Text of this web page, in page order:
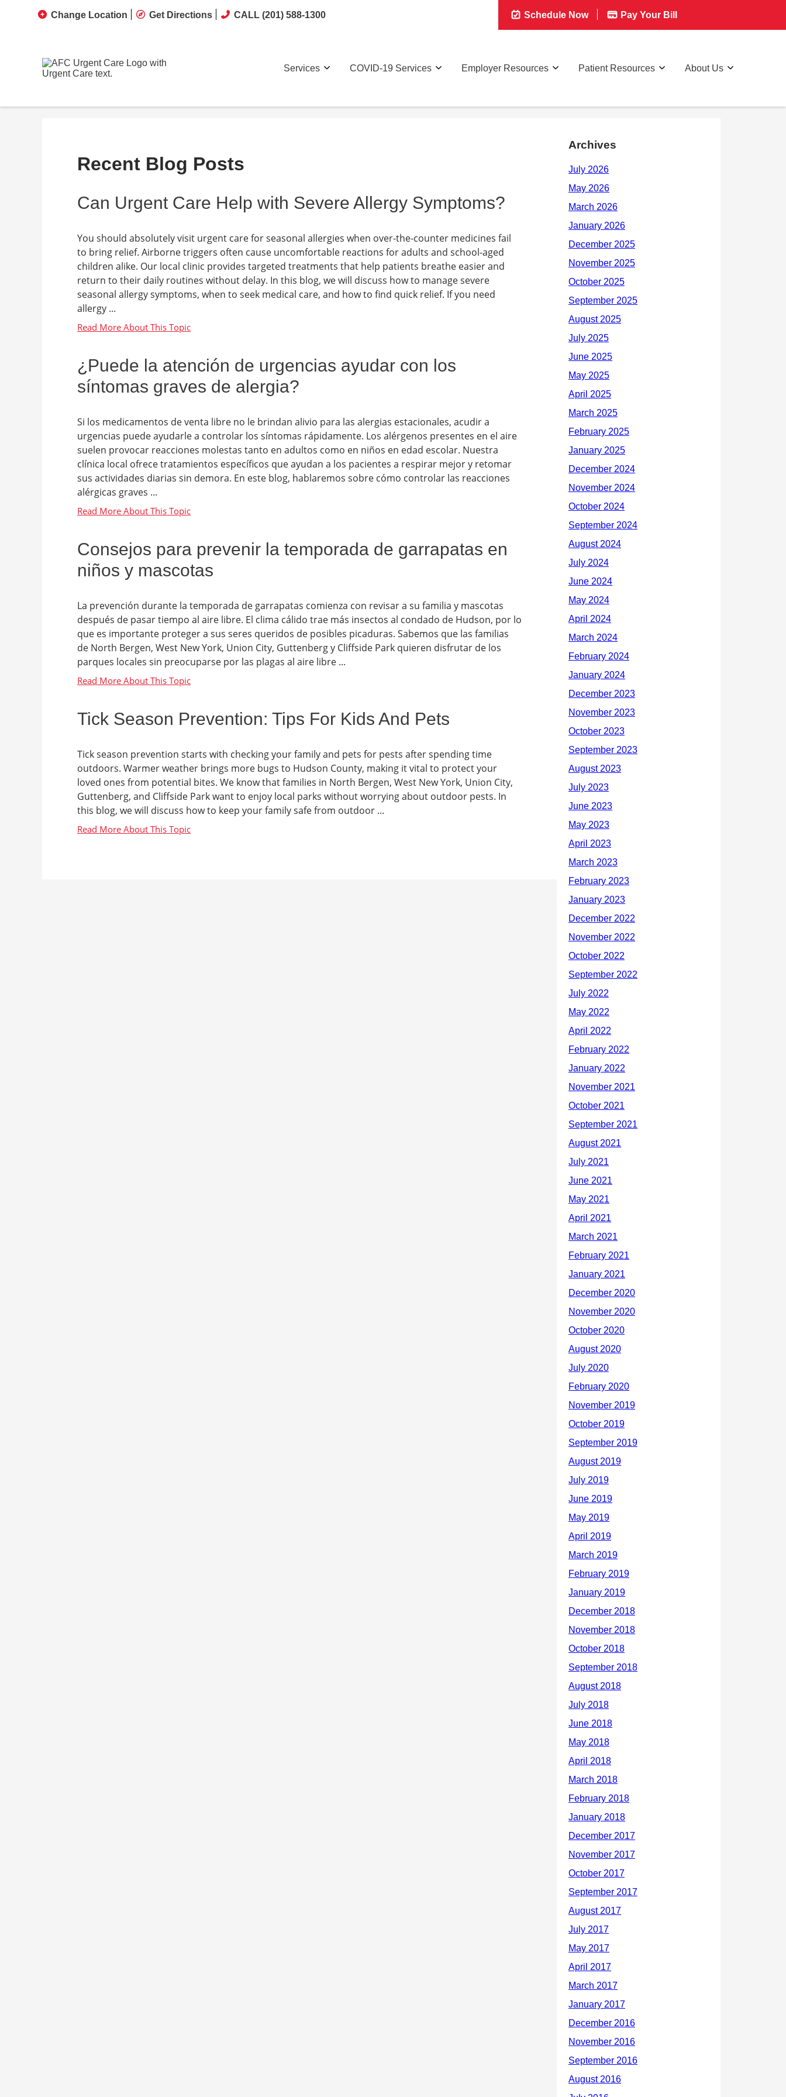
Change Location Get Directions CALL (201) 588-1300 Schedule Now Pay Your Bill
Services COVID-19 Services Employer Resources Patient Resources About Us
Recent Blog Posts
Can Urgent Care Help with Severe Allergy Symptoms?
You should absolutely visit urgent care for seasonal allergies when over-the-counter medicines fail
to bring relief. Airborne triggers often cause uncomfortable reactions for adults and school-aged
children alike. Our local clinic provides targeted treatments that help patients breathe easier and
return to their daily routines without delay. In this blog, we will discuss how to manage severe
seasonal allergy symptoms, when to seek medical care, and how to find quick relief. If you need
allergy ...
¿Puede la atención de urgencias ayudar con los
síntomas graves de alergia?
Si los medicamentos de venta libre no le brindan alivio para las alergias estacionales, acudir a
urgencias puede ayudarle a controlar los síntomas rápidamente. Los alérgenos presentes en el aire
suelen provocar reacciones molestas tanto en adultos como en niños en edad escolar. Nuestra
clínica local ofrece tratamientos específicos que ayudan a los pacientes a respirar mejor y retomar
sus actividades diarias sin demora. En este blog, hablaremos sobre cómo controlar las reacciones
alérgicas graves ...
Consejos para prevenir la temporada de garrapatas en
niños y mascotas
La prevención durante la temporada de garrapatas comienza con revisar a su familia y mascotas
después de pasar tiempo al aire libre. El clima cálido trae más insectos al condado de Hudson, por lo
que es importante proteger a sus seres queridos de posibles picaduras. Sabemos que las familias
de North Bergen, West New York, Union City, Guttenberg y Cliffside Park quieren disfrutar de los
parques locales sin preocuparse por las plagas al aire libre ...
Tick Season Prevention: Tips For Kids And Pets
Tick season prevention starts with checking your family and pets for pests after spending time
outdoors. Warmer weather brings more bugs to Hudson County, making it vital to protect your
loved ones from potential bites. We know that families in North Bergen, West New York, Union City,
Guttenberg, and Cliffside Park want to enjoy local parks without worrying about outdoor pests. In
this blog, we will discuss how to keep your family safe from outdoor ...
Archives